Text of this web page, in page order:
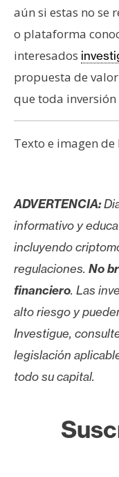
aún si estas no se
o plataforma
interesados
propuesta de
que toda
Texto e imagen de
ADVERTENCIA:
informativo y
incluyendo
regulaciones. No
financiero. Las
alto riesgo y
Investigue,
legislación
todo su capital.